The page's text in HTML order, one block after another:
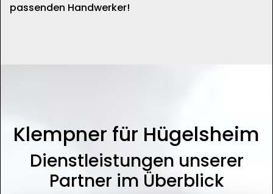
passenden Handwerker!
Klempner für Hügelsheim
Dienstleistungen unserer
Partner im Überblick